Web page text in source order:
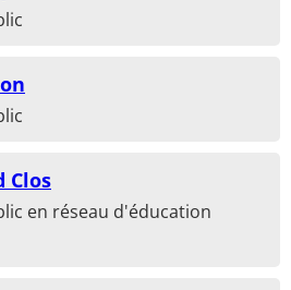
Clos
en réseau d'éducation